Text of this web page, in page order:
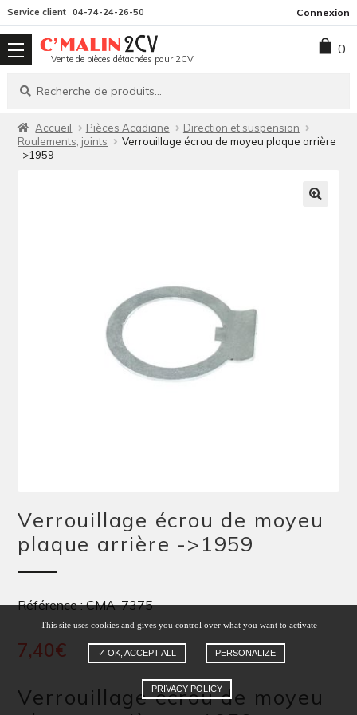
la
navigation
contenu
Service client 04-74-24-26-50 Connexion
Vente de pièces détachées pour 2CV
Recherche
Recherche
0
Accueil Pièces Acadiane
Direction et suspension
Roulements, joints
Verrouillage écrou de moyeu plaque arrière
->1959
Verrouillage écrou de moyeu
plaque arrière ->1959
Référence : CMA-7375
7,40€
Verrouillage écrou de moyeu
This site uses cookies and gives you control over what you want to activate
✓ OK, ACCEPT ALL PERSONALIZE
PRIVACY POLICY